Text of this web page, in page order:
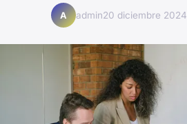
A admin20 diciembre 2024